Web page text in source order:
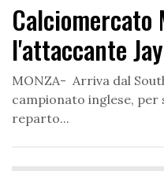
Calciomercato
l'attaccante
MONZA- Arriva dal
campionato inglese,
reparto...